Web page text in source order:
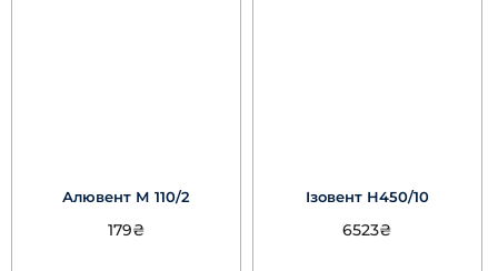
Алювент М 110/2
179₴
Ізовент Н450/10
6523₴